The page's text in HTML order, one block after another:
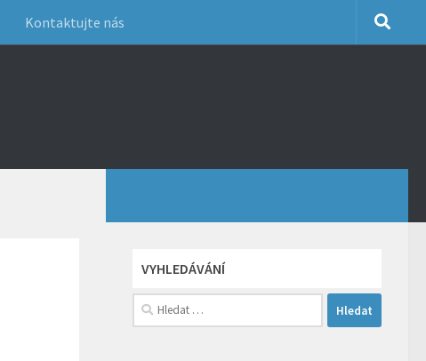
Kontaktujte nás
VYHLEDÁVÁNÍ
Vyhledávání